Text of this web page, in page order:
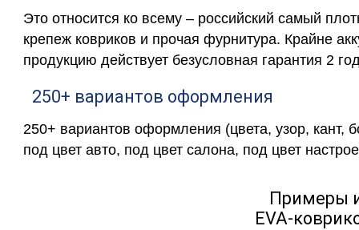
Это относится ко всему – российский самый
крепеж ковриков и прочая фурнитура. Крайне
продукцию действует безусловная гарантия 2
250+ вариантов оформления
250+ вариантов оформления (цвета, узор, кант,
под цвет авто, под цвет салона, под цвет
Примеры
EVA-